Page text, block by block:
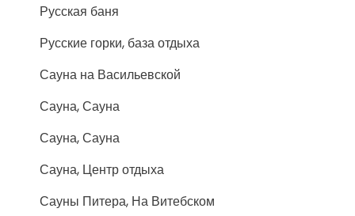
Русская баня
Русские горки, база отдыха
Сауна на Васильевской
Сауна, Сауна
Сауна, Сауна
Сауна, Центр отдыха
Сауны Питера, На Витебском